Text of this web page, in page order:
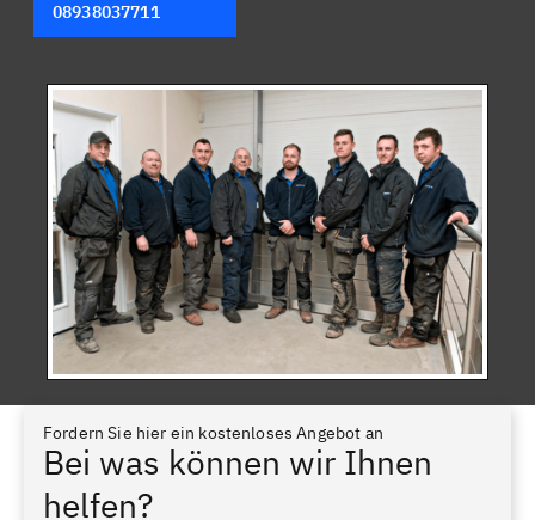
08938037711
Fordern Sie hier ein kostenloses Angebot an
Bei was können wir Ihnen
helfen?